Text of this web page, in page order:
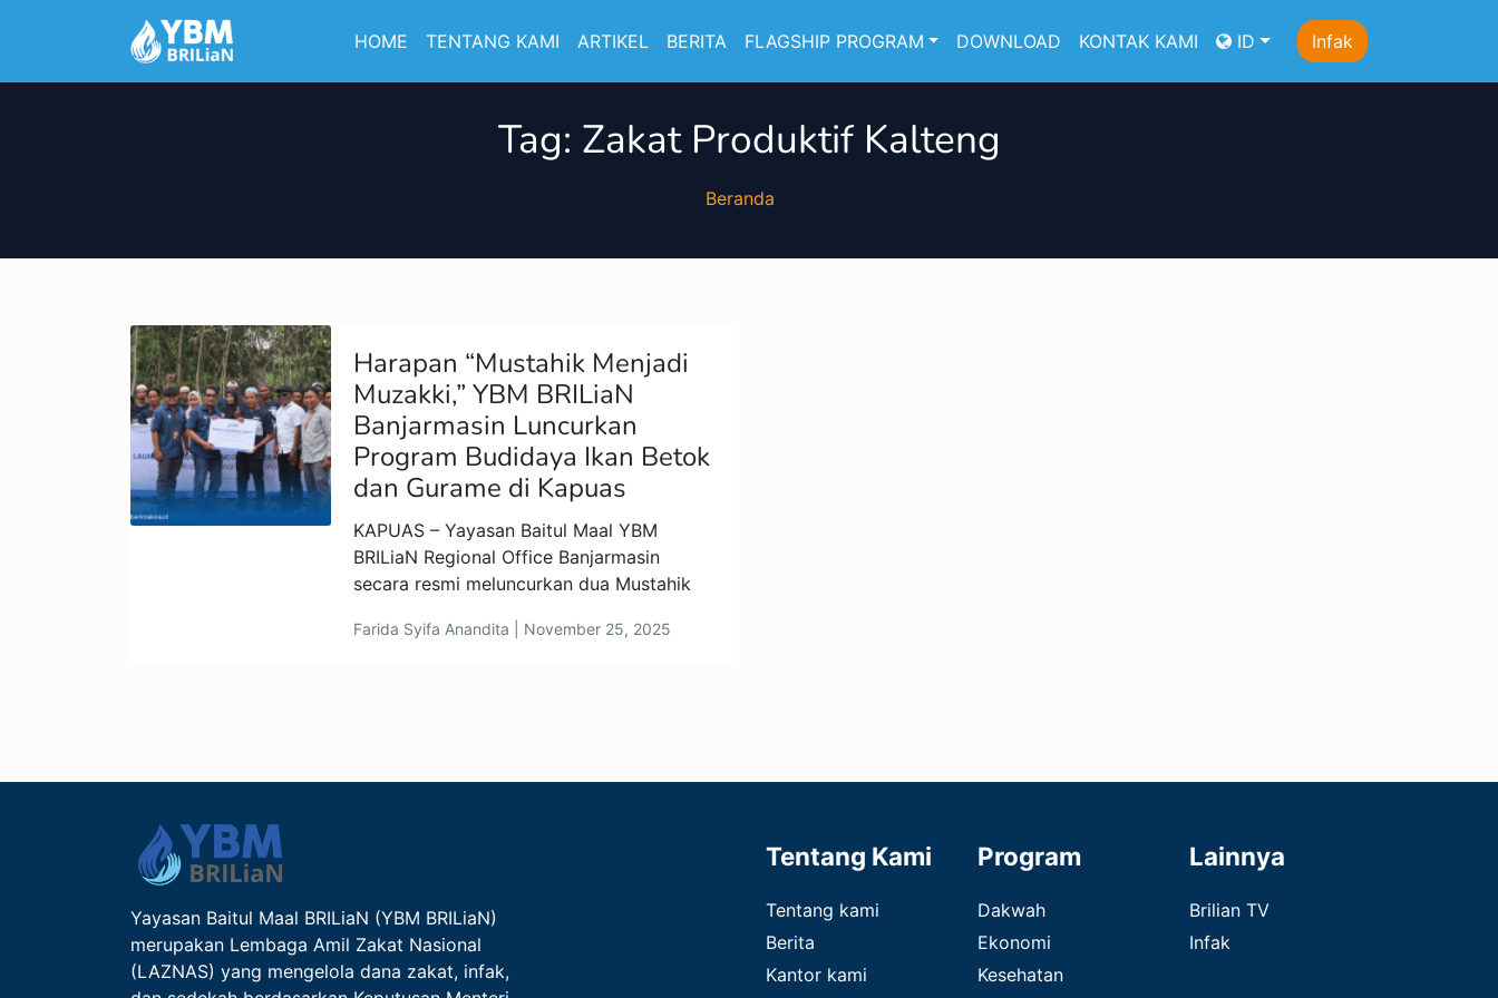
HOME TENTANG KAMI ARTIKEL BERITA FLAGSHIP PROGRAM DOWNLOAD KONTAK KAMI ID Infak
Tag: Zakat Produktif Kalteng
Beranda
Harapan “Mustahik Menjadi
Muzakki,” YBM BRILiaN
Banjarmasin Luncurkan
Program Budidaya Ikan Betok
dan Gurame di Kapuas
KAPUAS – Yayasan Baitul Maal YBM
BRILiaN Regional Office Banjarmasin
secara resmi meluncurkan dua Mustahik
Farida Syifa Anandita | November 25, 2025
Yayasan Baitul Maal BRILiaN (YBM BRILiaN)
merupakan Lembaga Amil Zakat Nasional
(LAZNAS) yang mengelola dana zakat, infak,
Tentang Kami
Tentang kami
Berita
Kantor kami
Program
Dakwah
Ekonomi
Kesehatan
Lainnya
Brilian TV
Infak